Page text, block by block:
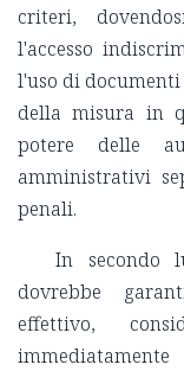
criteri,
l'accesso
l'uso di
della misura in
potere delle
amministrativi
penali.
In secondo
dovrebbe
effettivo,